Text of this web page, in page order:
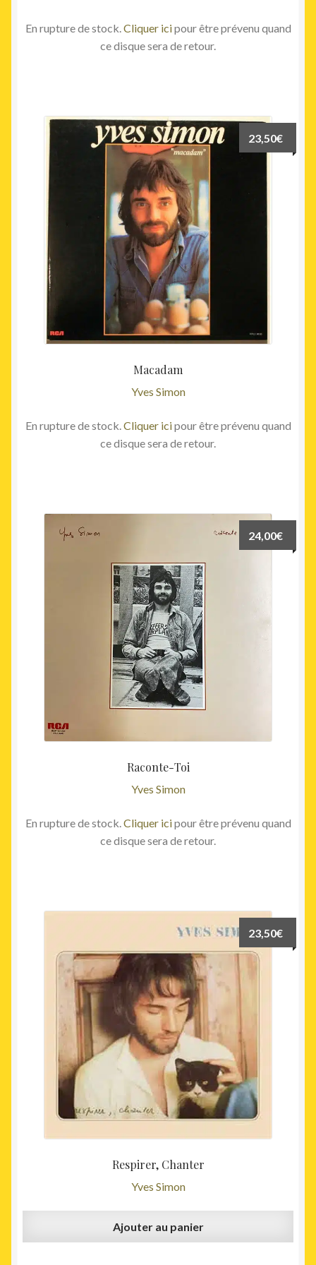
En rupture de stock. Cliquer icipour être prévenu quand
ce disque sera de retour.
Macadam
Yves Simon
23,50€
En rupture de stock. Cliquer icipour être prévenu quand
ce disque sera de retour.
Raconte-Toi
Yves Simon
24,00€
En rupture de stock. Cliquer icipour être prévenu quand
ce disque sera de retour.
Respirer, Chanter
Yves Simon
23,50€
Ajouter au panier